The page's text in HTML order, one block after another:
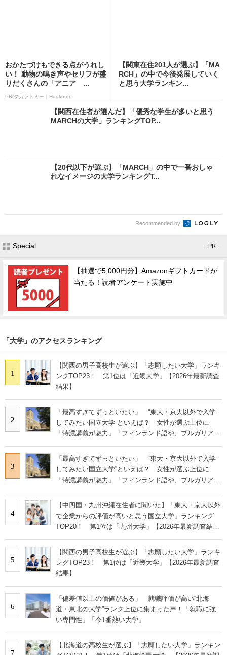
おかたづけもできる点がうれし
い！ 動物の鳴き声やセリフが盛
りだくさんの「アニア ...
PR(タカラトミー｜Hugkum)
【関東在住201人が選ぶ】「MA
RCH」の中で今後発展していく
と思う大学ランキン...
【関西在住者が選んだ】「優秀な学生が多いと思う
MARCHの大学」ランキングTOP...
【20代以下が選ぶ】「MARCH」の中で一番おしゃ
れなイメージの大学ランキングT...
Recommended by
Special - PR -
【抽選で5,000円分】Amazonギフトカードが
当たる！読者アンケート実施中
「大学」のアクセスランキング
1
【関西の男子高校生が選ぶ】「志願したい大学」ランキ
ングTOP23！ 第1位は「近畿大学」【2026年最新調査
結果】
2
「最高すぎてずっといたい」 “東大・京大以外で入学
してみたい国立大学”といえば？ 女性が選ぶ上位に
「特濃講義が魅力」「フィンランド語や、ブルガリア語
3
「最高すぎてずっといたい」 “東大・京大以外で入学
してみたい国立大学”といえば？ 女性が選ぶ上位に
「特濃講義が魅力」「フィンランド語や、ブルガリア語
4
【中四国・九州沖縄在住者に聞いた】「東大・京大以外
で企業からの評価が高いと思う国立大学」ランキング
TOP20！ 第1位は「九州大学」【2026年最新調査結
5
【関西の男子高校生が選ぶ】「志願したい大学」ランキ
ングTOP23！ 第1位は「近畿大学」【2026年最新調査
結果】
6
「偏差値以上の価値がある」 就職評価が高い“北海
道・東北の大学”ランク上位に集まった声！「就職に強
い専門性」「今1番熱い大学」
7
【北海道の高校生が選ぶ】「志願したい大学」ランキン